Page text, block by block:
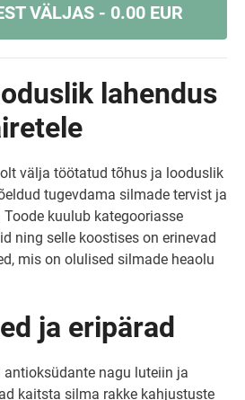
VÄLJAS - 0.00 EUR
lahendus
välja töötatud tõhus ja looduslik
tugevdama silmade tervist ja
kuulub kategooriasse
ning selle koostises on erinevad
mis on olulised silmade heaolu
ja eripärad
nagu luteiin ja
kaitsta silma rakke kahjustuste